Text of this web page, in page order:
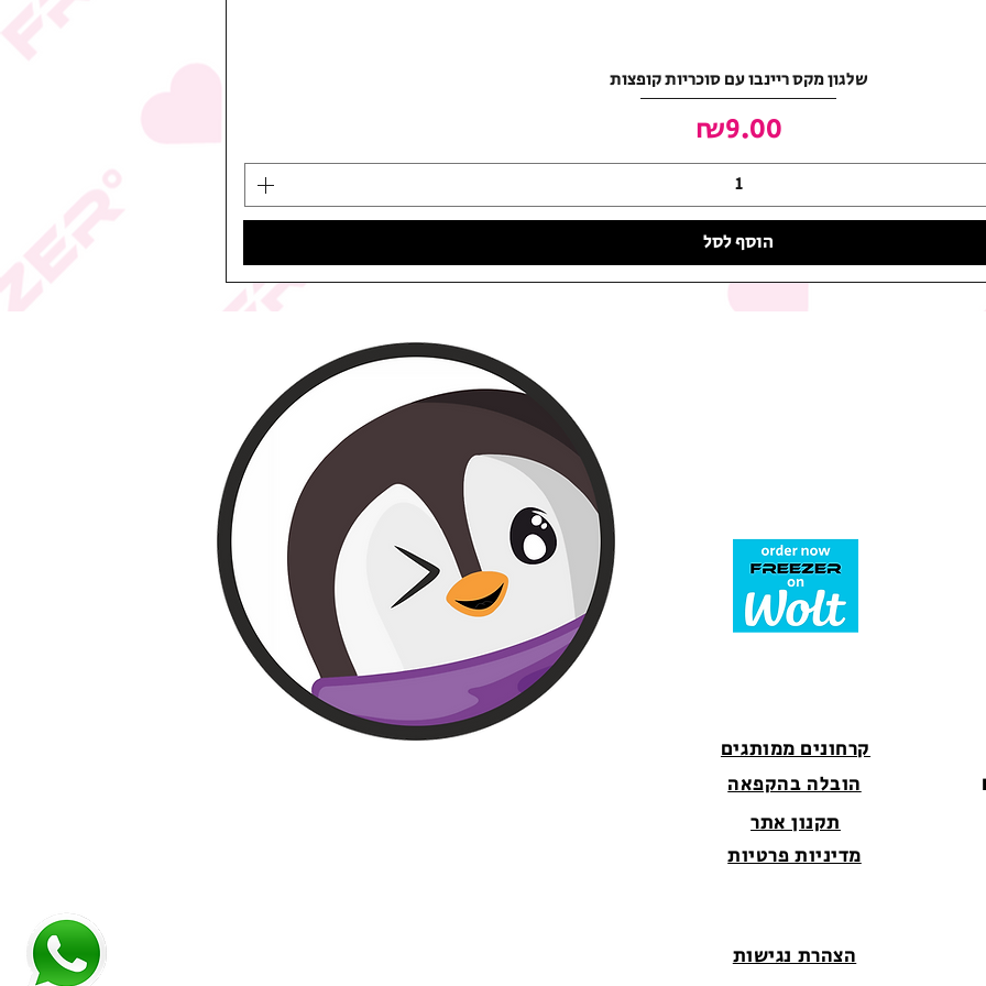
שלגון מקס ריינבו עם סוכריות קופצות
מחיר
₪9.00
הוסף לסל
קרחונים ממותגים
הובלה בהקפאה
תקנון אתר
מדיניות פרטיות
הצהרת נגישות